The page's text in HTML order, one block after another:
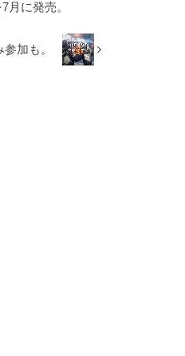
月に発売。
加も。